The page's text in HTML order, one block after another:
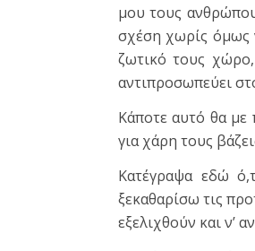
μου τους
σχέση χωρίς όμως
ζωτικό τους
αντιπροσωπεύει
Κάποτε αυτό θα με
για χάρη τους
Κατέγραψα εδώ
ξεκαθαρίσω τις
εξελιχθούν και ν’